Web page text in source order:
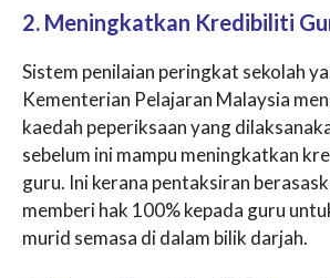
2. Meningkatkan Kredibiliti
Sistem penilaian peringkat sekolah
Kementerian Pelajaran Malaysia
kaedah peperiksaan yang
sebelum ini mampu meningkatkan
guru. Ini kerana pentaksiran
memberi hak 100% kepada guru
murid semasa di dalam bilik darjah.